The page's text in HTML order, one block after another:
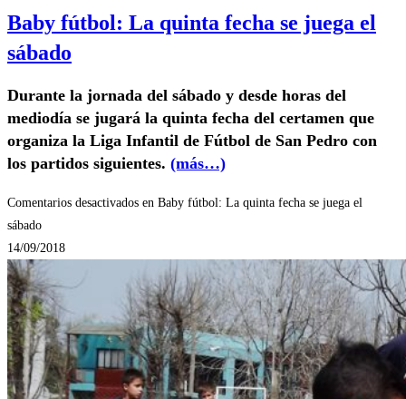
Baby fútbol: La quinta fecha se juega el
sábado
Durante la jornada del sábado y desde horas del
mediodía se jugará la quinta fecha del certamen que
organiza la Liga Infantil de Fútbol de San Pedro con
los partidos siguientes. (más…)
Comentarios desactivados en Baby fútbol: La quinta fecha se juega el
sábado
14/09/2018